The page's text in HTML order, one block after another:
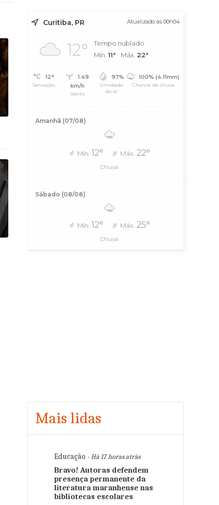
Curitiba, PR Atualizado às 00h04
12°
Tempo nublado
Mín. 11° Máx. 22°
12°
Sensação
1.49
km/h
Vento
97%
Umidade
do ar
100% (4.11mm)
Chance de chuva
Amanhã (07/08)
Mín. 12° Máx. 22°
Chuva
Sábado (08/08)
Mín. 12° Máx. 25°
Chuva
Mais lidas
Educação - Há 17 horas atrás
Bravo! Autoras defendem
presença permanente da
literatura maranhense nas
bibliotecas escolares